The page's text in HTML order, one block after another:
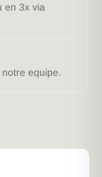
en 3x via
equipe.